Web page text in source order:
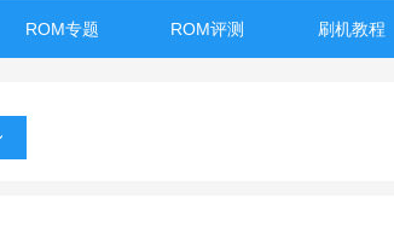
ROM专题 ROM评测 刷机教程